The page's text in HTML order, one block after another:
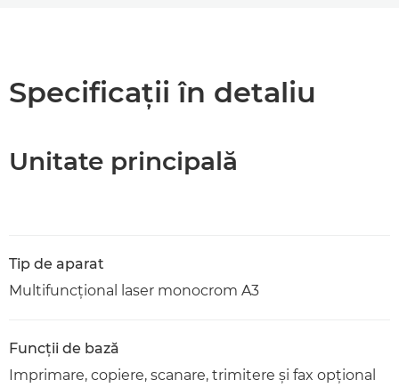
Descărcare PDF
Specificaţii în detaliu
Unitate principală
Tip de aparat
Multifuncţional laser monocrom A3
Funcţii de bază
Imprimare, copiere, scanare, trimitere şi fax opţional